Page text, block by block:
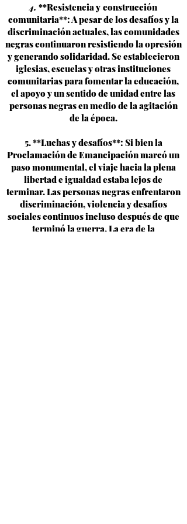
4. **Resistencia y construcción
comunitaria**: A pesar de los desafíos y la
discriminación actuales, las comunidades
negras continuaron resistiendo la opresión
y generando solidaridad. Se establecieron
iglesias, escuelas y otras instituciones
comunitarias para fomentar la educación,
el apoyo y un sentido de unidad entre las
personas negras en medio de la agitación
de la época.
5. **Luchas y desafíos**: Si bien la
Proclamación de Emancipación marcó un
paso monumental, el viaje hacia la plena
libertad e igualdad estaba lejos de
terminar. Las personas negras enfrentaron
discriminación, violencia y desafíos
sociales continuos incluso después de que
terminó la guerra. La era de la